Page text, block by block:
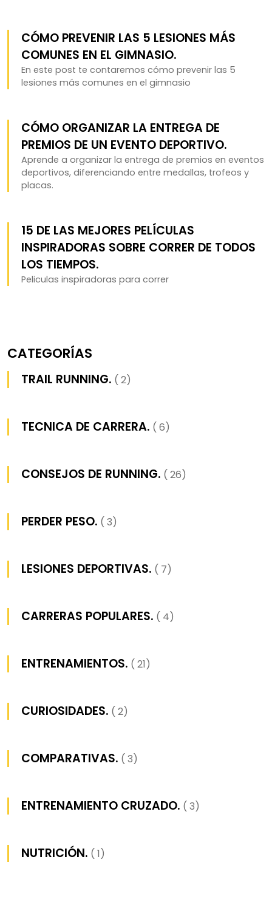
CÓMO PREVENIR LAS 5 LESIONES MÁS
COMUNES EN EL GIMNASIO.
En este post te contaremos cómo prevenir las 5
lesiones más comunes en el gimnasio
CÓMO ORGANIZAR LA ENTREGA DE
PREMIOS DE UN EVENTO DEPORTIVO.
Aprende a organizar la entrega de premios en eventos
deportivos, diferenciando entre medallas, trofeos y
placas.
15 DE LAS MEJORES PELÍCULAS
INSPIRADORAS SOBRE CORRER DE TODOS
LOS TIEMPOS.
Peliculas inspiradoras para correr
CATEGORÍAS
TRAIL RUNNING. ( 2)
TECNICA DE CARRERA. ( 6)
CONSEJOS DE RUNNING. ( 26)
PERDER PESO. ( 3)
LESIONES DEPORTIVAS. ( 7)
CARRERAS POPULARES. ( 4)
ENTRENAMIENTOS. ( 21)
CURIOSIDADES. ( 2)
COMPARATIVAS. ( 3)
ENTRENAMIENTO CRUZADO. ( 3)
NUTRICIÓN. ( 1)